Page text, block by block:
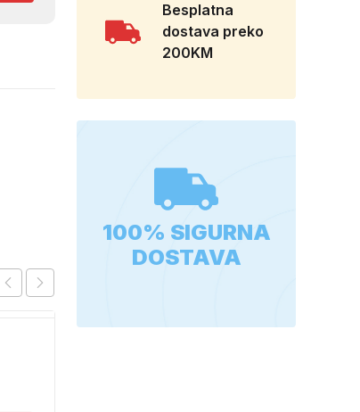
Besplatna
dostava preko
200KM
100% SIGURNA
DOSTAVA